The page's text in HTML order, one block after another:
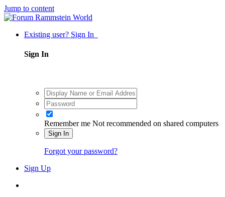
Jump to content
Existing user? Sign In
Sign In
Remember me Not recommended on shared computers
Sign In
Forgot your password?
Sign Up